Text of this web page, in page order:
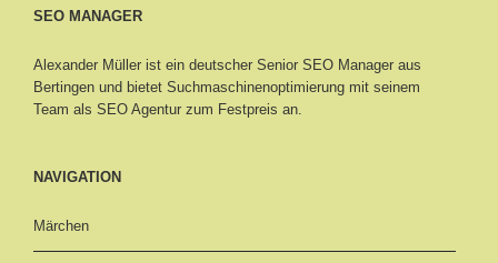
SEO MANAGER
Alexander Müller ist ein deutscher Senior SEO Manager aus
Bertingen und bietet Suchmaschinenoptimierung mit seinem
Team als SEO Agentur zum Festpreis an.
NAVIGATION
Märchen